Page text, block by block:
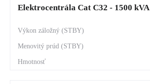
Elektrocentrála Cat C32 - 1500 kVA